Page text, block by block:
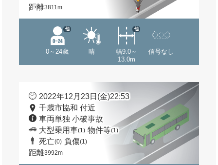
距離3811m
0～24歳
他
晴
幅9.0～
13.0m
他
信号なし
2022年12月23日(金)22:53
千歳市協和 付近
車両単独 小破事故
大型乗用車(1) 物件等(1)
死亡(0) 負傷(1)
距離3992m